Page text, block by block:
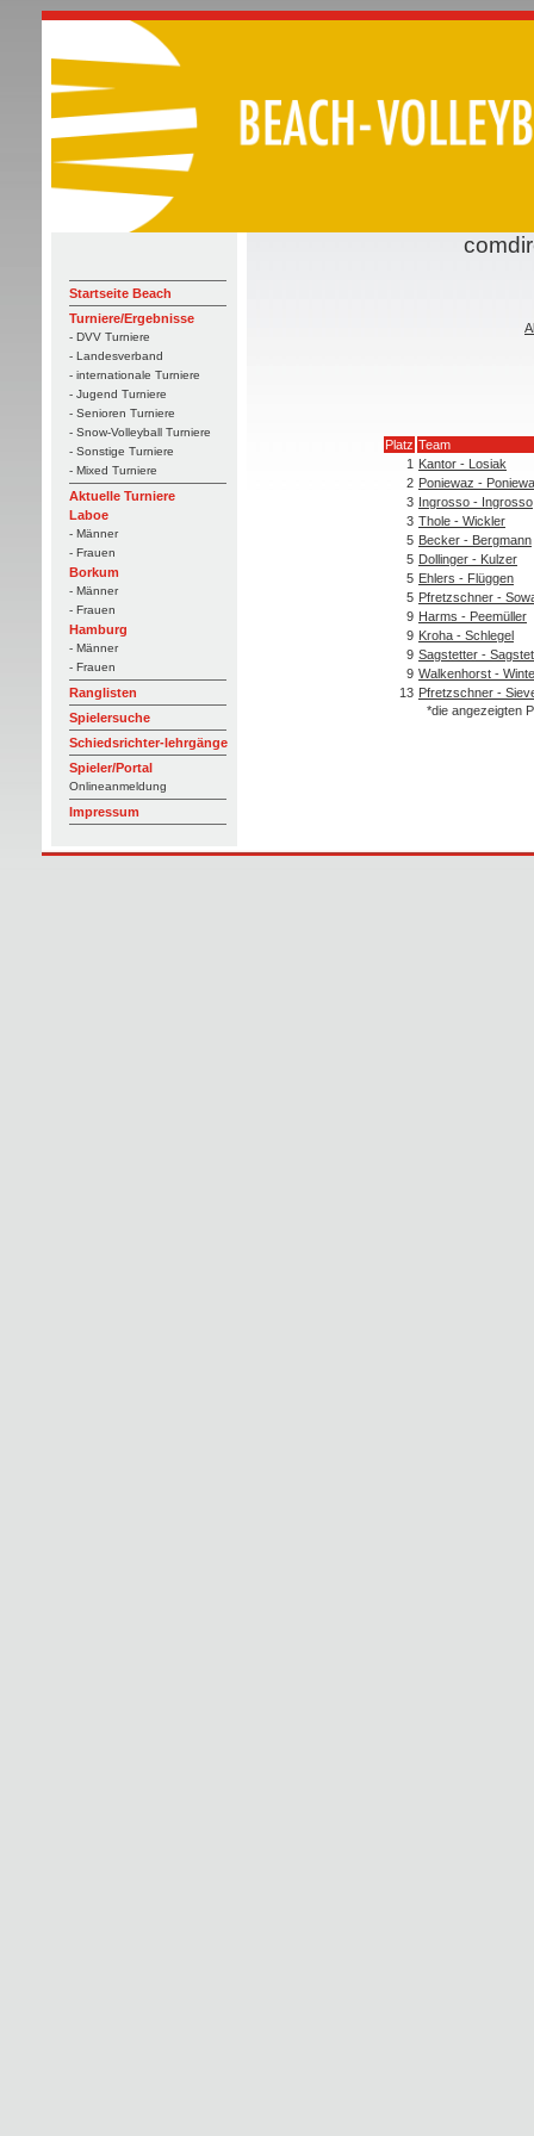
Startseite Beach
Turniere/Ergebnisse
- DVV Turniere
- Landesverband
- internationale Turniere
- Jugend Turniere
- Senioren Turniere
- Snow-Volleyball Turniere
- Sonstige Turniere
- Mixed Turniere
Aktuelle Turniere
Laboe
- Männer
- Frauen
Borkum
- Männer
- Frauen
Hamburg
- Männer
- Frauen
Ranglisten
Spielersuche
Schiedsrichter-lehrgänge
Spieler/Portal
Onlineanmeldung
Impressum
Platz Team
1 Kantor - Losiak
2 Poniewaz -
3 Ingrosso - Ingrosso
3 Thole - Wickler
5 Becker - Bergmann
5 Dollinger - Kulzer
5 Ehlers - Flüggen
5 Pfretzschner -
9 Harms - Peemüller
9 Kroha - Schlegel
9 Sagstetter -
9 Walkenhorst -
13 Pfretzschner -
*die angezeigten